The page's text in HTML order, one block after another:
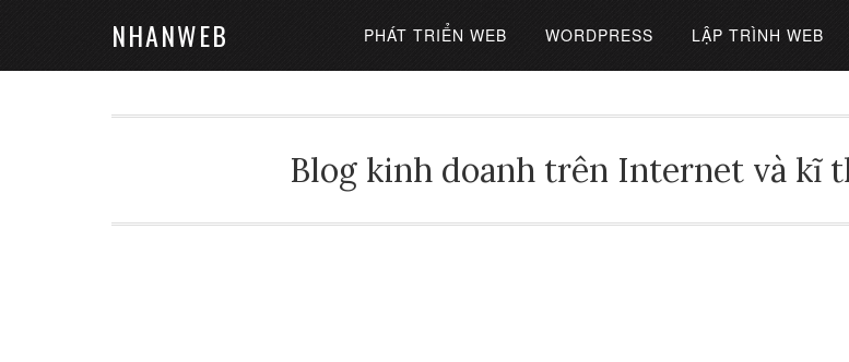
NHANWEB PHÁT TRIỂN WEB WORDPRESS LẬP TRÌNH WEB
Blog kinh doanh trên Internet và kĩ